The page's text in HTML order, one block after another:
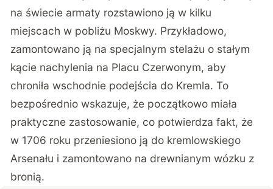
na świecie armaty rozstawiono ją w kilku
miejscach w pobliżu Moskwy. Przykładowo,
zamontowano ją na specjalnym stelażu o stałym
kącie nachylenia na Placu Czerwonym, aby
chroniła wschodnie podejścia do Kremla. To
bezpośrednio wskazuje, że początkowo miała
praktyczne zastosowanie, co potwierdza fakt, że
w 1706 roku przeniesiono ją do kremlowskiego
Arsenału i zamontowano na drewnianym wózku z
bronią.